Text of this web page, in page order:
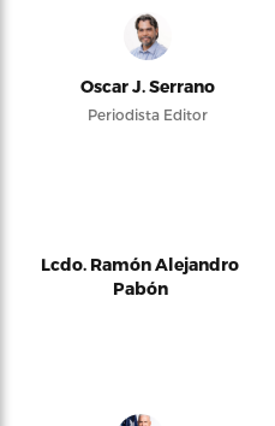
Oscar J. Serrano
Periodista Editor
Lcdo. Ramón Alejandro
Pabón